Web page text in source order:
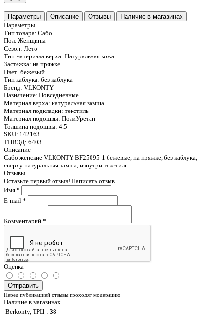
Параметры Описание Отзывы
Наличие в магазинах
Параметры
Тип товара: Сабо
Пол: Женщины
Сезон: Лето
Тип материала верха: Натуральная кожа
Застежка: на пряжке
Цвет: бежевый
Тип каблука: без каблука
Бренд: V.I.KONTY
Назначение: Повседневные
Материал верха: натуральная замша
Материал подкладки: текстиль
Материал подошвы: ПолиУретан
Толщина подошвы: 4.5
SKU: 142163
ТНВЭД: 6403
Описание
Сабо женские V.I.KONTY BF25095-1 бежевые, на пряжке, без каблука,
сверху натуральная замша, изнутри текстиль
Отзывы
Оставьте первый отзыв! Написать отзыв
Имя *
E-mail *
Комментарий *
Оценка
Отправить
Перед публикацией отзывы проходят модерацию
Наличие в магазинах
Berkonty, ТРЦ : 38